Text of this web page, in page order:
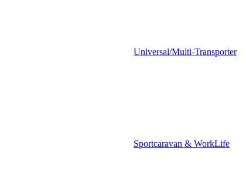
Universal/Multi-Transporter
Sportcaravan & WorkLife